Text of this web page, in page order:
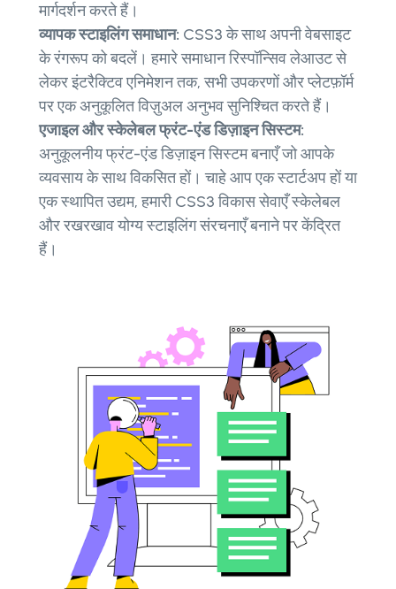
मार्गदर्शन करते हैं।
व्यापक स्टाइलिंग समाधान: CSS3 के साथ अपनी वेबसाइट
के रंगरूप को बदलें। हमारे समाधान रिस्पॉन्सिव लेआउट से
लेकर इंटरैक्टिव एनिमेशन तक, सभी उपकरणों और प्लेटफ़ॉर्म
पर एक अनुकूलित विज़ुअल अनुभव सुनिश्चित करते हैं।
एजाइल और स्केलेबल फ्रंट-एंड डिज़ाइन सिस्टम:
अनुकूलनीय फ्रंट-एंड डिज़ाइन सिस्टम बनाएँ जो आपके
व्यवसाय के साथ विकसित हों। चाहे आप एक स्टार्टअप हों या
एक स्थापित उद्यम, हमारी CSS3 विकास सेवाएँ स्केलेबल
और रखरखाव योग्य स्टाइलिंग संरचनाएँ बनाने पर केंद्रित
हैं।